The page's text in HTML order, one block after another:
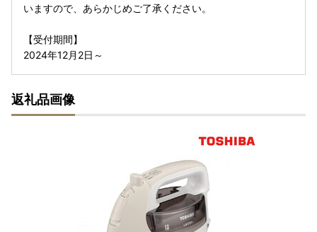
いますので、あらかじめご了承ください。
【受付期間】
2024年12月2日～
返礼品画像